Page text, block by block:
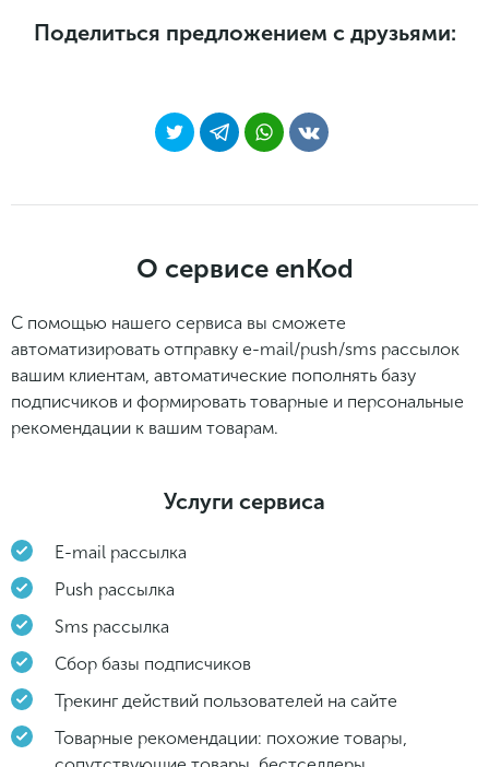
Поделиться предложением с друзьями:
О сервисе enKod
С помощью нашего сервиса вы сможете
автоматизировать отправку e-mail/push/sms рассылок
вашим клиентам, автоматические пополнять базу
подписчиков и формировать товарные и персональные
рекомендации к вашим товарам.
Услуги сервиса
E-mail рассылка
Push рассылка
Sms рассылка
Сбор базы подписчиков
Трекинг действий пользователей на сайте
Товарные рекомендации: похожие товары,